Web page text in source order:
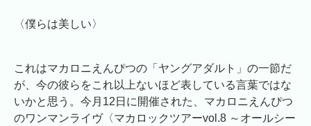
〈僕らは美しい〉
これはマカロニえんぴつの「ヤングアダルト」の一節だ
が、今の彼らをこれ以上ないほど表している言葉ではな
いかと思う。今月12日に開催された、マカロニえんぴつ
のワンマンライヴ〈マカロックツアーvol.8 ～オールシー